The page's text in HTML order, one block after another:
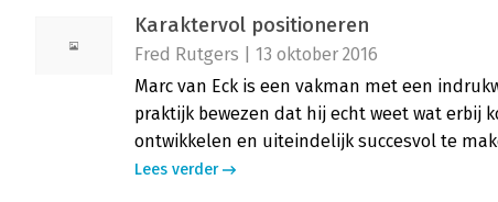
Karaktervol positioneren
Fred Rutgers | 13 oktober 2016
Marc van Eck is een vakman met een
praktijk bewezen dat hij echt weet wat erbij
ontwikkelen en uiteindelijk succesvol te
Lees verder